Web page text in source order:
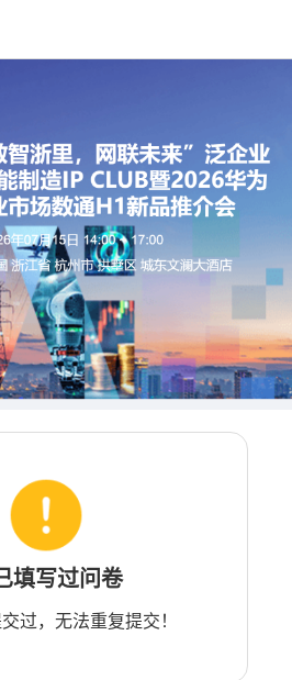
填写过问卷
过，无法重复提交！